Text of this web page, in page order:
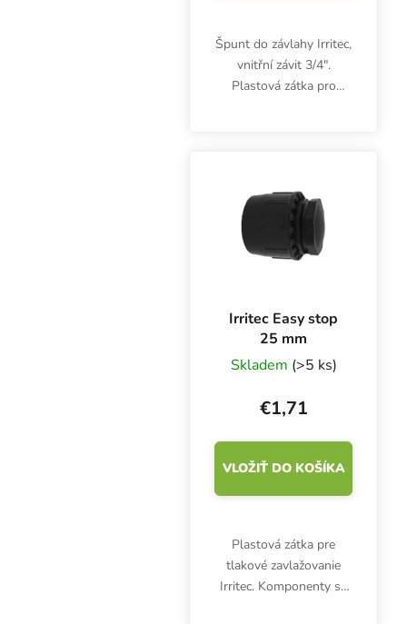
Špunt do závlahy Irritec,
vnitřní závit 3/4″.
Plastová zátka pro
Irritec Easy stop
25 mm
Skladem (>5 ks)
€1,71
VLOŽIŤ DO KOŠÍKA
Plastová zátka pre
tlakové zavlažovanie
Irritec. Komponenty sa